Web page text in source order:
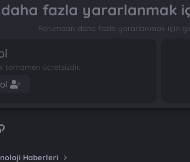
fazla yararlanmak
Forumdan daha fazla yararlanmak için
tamamen ücretsizdir.
Haberleri